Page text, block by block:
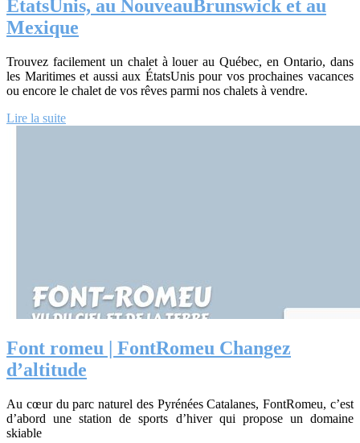
EtatsUnis, au NouveauBrunswick et au
Mexique
Trouvez facilement un chalet à louer au Québec, en Ontario, dans
les Maritimes et aussi aux ÉtatsUnis pour vos prochaines vacances
ou encore le chalet de vos rêves parmi nos chalets à vendre.
Lire la suite
Font romeu | FontRomeu Changez
d’altitude
Au cœur du parc naturel des Pyrénées Catalanes, FontRomeu, c’est
d’abord une station de sports d’hiver qui propose un domaine
skiable